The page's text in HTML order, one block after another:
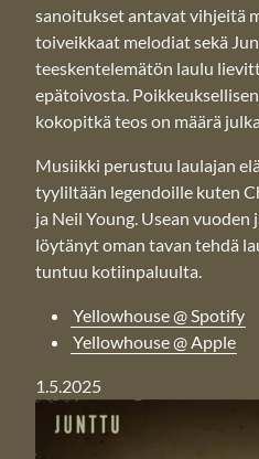
sanoitukset antavat vihjeitä
toiveikkaat melodiat sekä
teeskentelemätön laulu
epätoivosta.
kokopitkä teos on määrä
Musiikki perustuu laulajan
tyyliltään legendoille kuten
ja Neil Young. Usean
löytänyt oman tavan tehdä
tuntuu kotiinpaluulta.
Yellowhouse @ Spotify
Yellowhouse @ Apple
1.5.2025